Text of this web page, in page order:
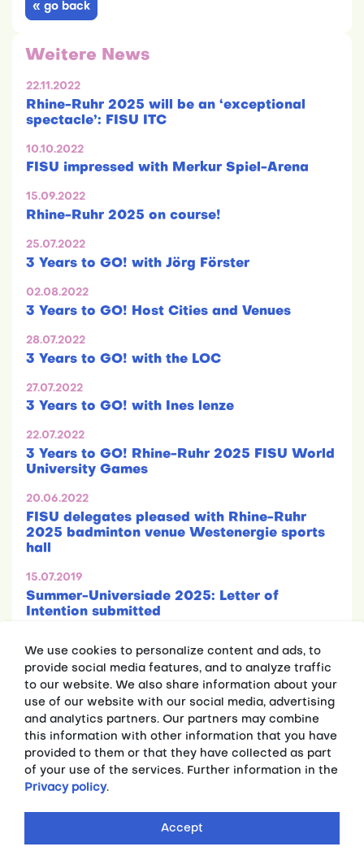
« go back
Weitere News
22.11.2022
Rhine-Ruhr 2025 will be an ‘exceptional
spectacle’: FISU ITC
10.10.2022
FISU impressed with Merkur Spiel-Arena
15.09.2022
Rhine-Ruhr 2025 on course!
25.07.2022
3 Years to GO! with Jörg Förster
02.08.2022
3 Years to GO! Host Cities and Venues
28.07.2022
3 Years to GO! with the LOC
27.07.2022
3 Years to GO! with Ines lenze
22.07.2022
3 Years to GO! Rhine-Ruhr 2025 FISU World
University Games
20.06.2022
FISU delegates pleased with Rhine-Ruhr
2025 badminton venue Westenergie sports
hall
15.07.2019
Summer-Universiade 2025: Letter of
Intention submitted
Press releases
Fakten
MEDIA
We use cookies to personalize content and ads, to
provide social media features, and to analyze traffic
to our website. We also share information about your
use of our website with our social media, advertising
and analytics partners. Our partners may combine
this information with other information that you have
provided to them or that they have collected as part
of your use of the services. Further information in the
Privacy policy.
Accept